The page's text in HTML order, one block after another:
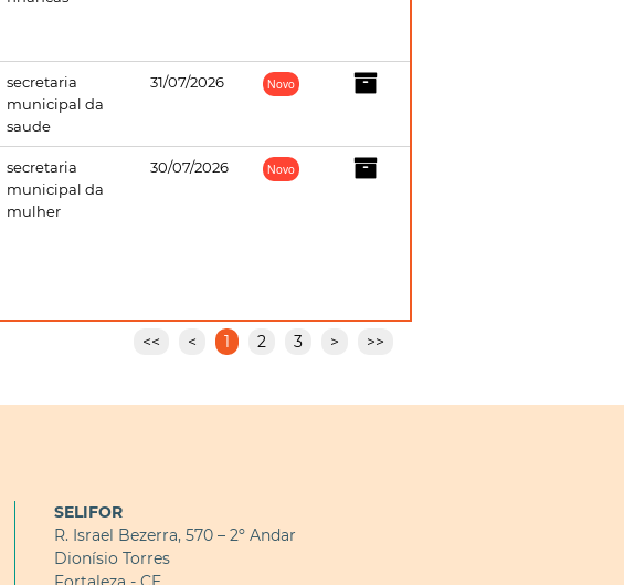
secretaria
municipal da
saude
31/07/2026 Novo
secretaria
municipal da
mulher
30/07/2026 Novo
<< < 1 2 3 > >>
SELIFOR
R. Israel Bezerra, 570 – 2º Andar
Dionísio Torres